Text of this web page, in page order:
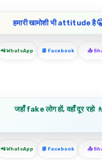
हमारी खामोशी भी attitude है
📲 WhatsApp 📘 Facebook 📤
जहाँ fake लोग हों, वहाँ दूर रहो 🚶
📲 WhatsApp 📘 Facebook 📤